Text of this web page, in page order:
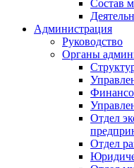
Состав
Администрация
Руководство
Органы
Отдел
Отдел